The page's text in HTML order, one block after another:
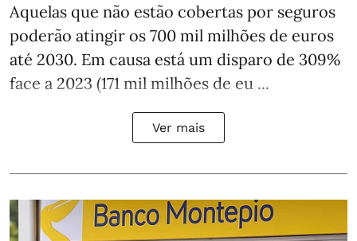
Aquelas que não estão cobertas por seguros
poderão atingir os 700 mil milhões de euros
até 2030. Em causa está um disparo de 309%
face a 2023 (171 mil milhões de eu ...
Ver mais